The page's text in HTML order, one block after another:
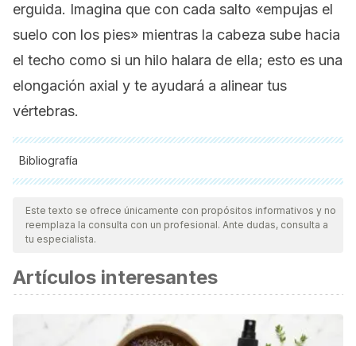
erguida. Imagina que con cada salto «empujas el
suelo con los pies» mientras la cabeza sube hacia
el techo como si un hilo halara de ella; esto es una
elongación axial y te ayudará a alinear tus
vértebras.
Bibliografía
Todas las fuentes citadas fueron revisadas a profundidad por
nuestro equipo, para asegurar su calidad, confiabilidad,
vigencia y validez.La bibliografía de este artículo fue
científica.
Canales, S. (2017). Influencia del salto de cuerda en la
coordinación, velocidad, agilidad y resistencia
cardiorrespiratoria. Instituto Politécnico de Leiria.
Este texto se ofrece únicamente con propósitos informativos y no
reemplaza la consulta con un profesional. Ante dudas, consulta a
tu especialista.
Artículos interesantes